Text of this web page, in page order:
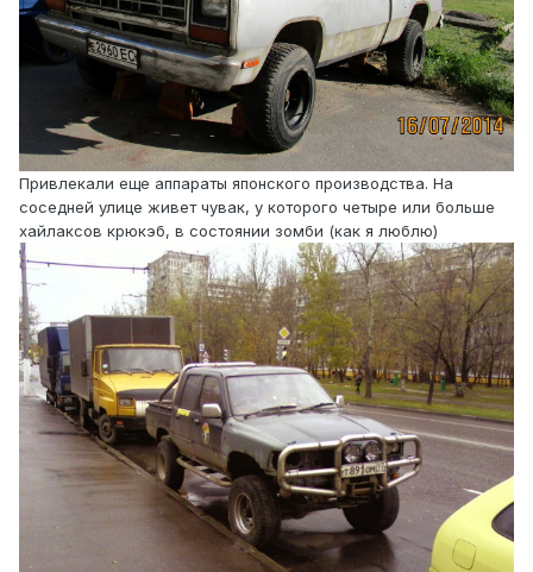
Привлекали еще аппараты японского производства. На
соседней улице живет чувак, у которого четыре или больше
хайлаксов крюкэб, в состоянии зомби (как я люблю)